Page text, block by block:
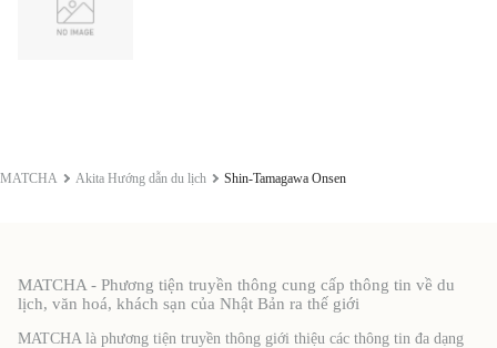
MATCHA Akita Hướng dẫn du lịch Shin-Tamagawa Onsen
MATCHA - Phương tiện truyền thông cung cấp thông tin về du
lịch, văn hoá, khách sạn của Nhật Bản ra thế giới
MATCHA là phương tiện truyền thông giới thiệu các thông tin đa dạng